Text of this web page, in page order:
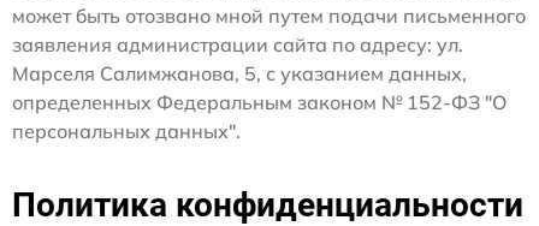
может быть отозвано мной путем подачи письменного
заявления администрации сайта по адресу: ул.
Марселя Салимжанова, 5, с указанием данных,
определенных Федеральным законом № 152-ФЗ "О
персональных данных".
Политика конфиденциальности